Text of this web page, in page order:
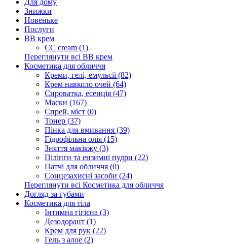
Для дому
Знижки
Новеньке
Послуги
BB крем
CC cream (1)
Переглянути всі BB крем
Косметика для обличчя
Креми, гелі, емульсії (82)
Крем навколо очей (64)
Сироватка, есенція (47)
Маски (167)
Спрей, міст (0)
Тонер (37)
Пінка для вмивання (39)
Гідрофільна олія (15)
Зняття макіяжу (3)
Пілінги та ензимні пудри (22)
Патчі для обличчя (0)
Сонцезахисні засоби (24)
Переглянути всі Косметика для обличчя
Догляд за губами
Косметика для тіла
Інтимна гігієна (3)
Дезодорант (1)
Крем для рук (22)
Гель з алое (2)